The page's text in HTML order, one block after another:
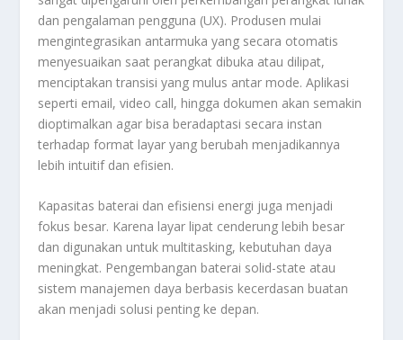
dan pengalaman pengguna (UX). Produsen mulai
mengintegrasikan antarmuka yang secara otomatis
menyesuaikan saat perangkat dibuka atau dilipat,
menciptakan transisi yang mulus antar mode. Aplikasi
seperti email, video call, hingga dokumen akan semakin
dioptimalkan agar bisa beradaptasi secara instan
terhadap format layar yang berubah menjadikannya
lebih intuitif dan efisien.
Kapasitas baterai dan efisiensi energi juga menjadi
fokus besar. Karena layar lipat cenderung lebih besar
dan digunakan untuk multitasking, kebutuhan daya
meningkat. Pengembangan baterai solid-state atau
sistem manajemen daya berbasis kecerdasan buatan
akan menjadi solusi penting ke depan.